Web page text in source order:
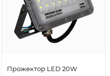
Прожектор LED 20W